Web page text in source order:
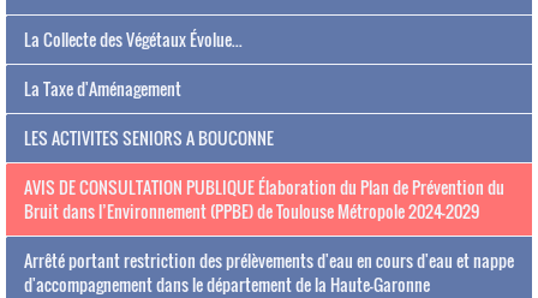
La Collecte des Végétaux Évolue...
La Taxe d'Aménagement
LES ACTIVITES SENIORS A BOUCONNE
AVIS DE CONSULTATION PUBLIQUE Élaboration du Plan de Prévention du
Bruit dans l’Environnement (PPBE) de Toulouse Métropole 2024-2029
Arrêté portant restriction des prélèvements d'eau en cours d'eau et nappe
d'accompagnement dans le département de la Haute-Garonne